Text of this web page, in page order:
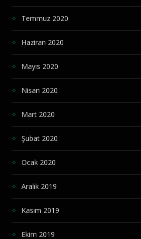
Temmuz 2020
Haziran 2020
Mayıs 2020
Nisan 2020
Mart 2020
Şubat 2020
Ocak 2020
Aralık 2019
Kasım 2019
Ekim 2019